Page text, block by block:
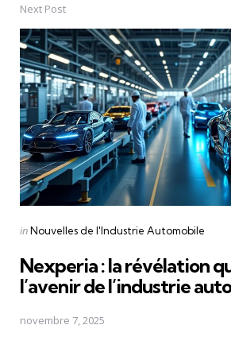
Next Post
Posted
inNouvelles de l'Industrie Automobile
Nexperia : la révélation
l’avenir de l’industrie
novembre 7, 2025